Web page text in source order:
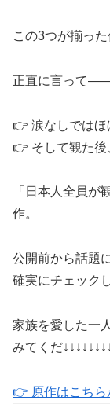
この3つが揃った
正直に言って
👉 涙なしではほ
👉 そして観た後
「日本人全員が
作。
公開前から話題
確実にチェック
家族を愛した一
みてくだ
👉 原作はこちら